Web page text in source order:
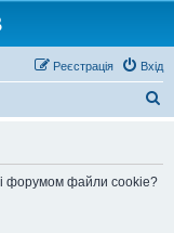
Вхід
Реєстрація
форумом файли cookie?